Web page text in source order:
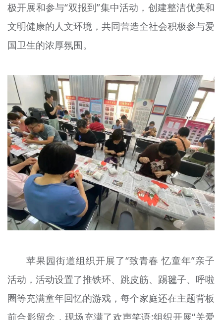
极开展和参与“双报到”集中活动，创建整洁优美和
文明健康的人文环境，共同营造全社会积极参与爱
国卫生的浓厚氛围。
苹果园街道组织开展了“致青春 忆童年”亲子
活动，活动设置了推铁环、跳皮筋、踢毽子、呼啦
圈等充满童年回忆的游戏，每个家庭还在主题背板
前合影留念，现场充满了欢声笑语;组织开展“关爱